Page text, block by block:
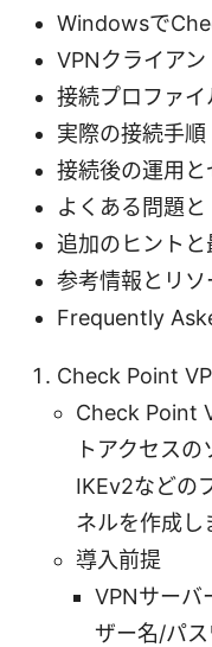
Windowsで
VPNクライア
接続プロファ
実際の接続手順
接続後の運用
よくある問題
追加のヒントと
参考情報とリソ
Frequently
Check Point
Check Point
トアクセス
IKEv2などの
ネルを作成し
導入前提
VPNサーバ
ザー名/パ